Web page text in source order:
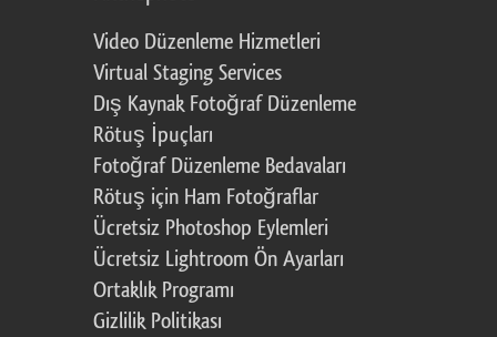
Video Düzenleme Hizmetleri
Virtual Staging Services
Dış Kaynak Fotoğraf Düzenleme
Rötuş İpuçları
Fotoğraf Düzenleme Bedavaları
Rötuş için Ham Fotoğraflar
Ücretsiz Photoshop Eylemleri
Ücretsiz Lightroom Ön Ayarları
Ortaklık Programı
Gizlilik Politikası